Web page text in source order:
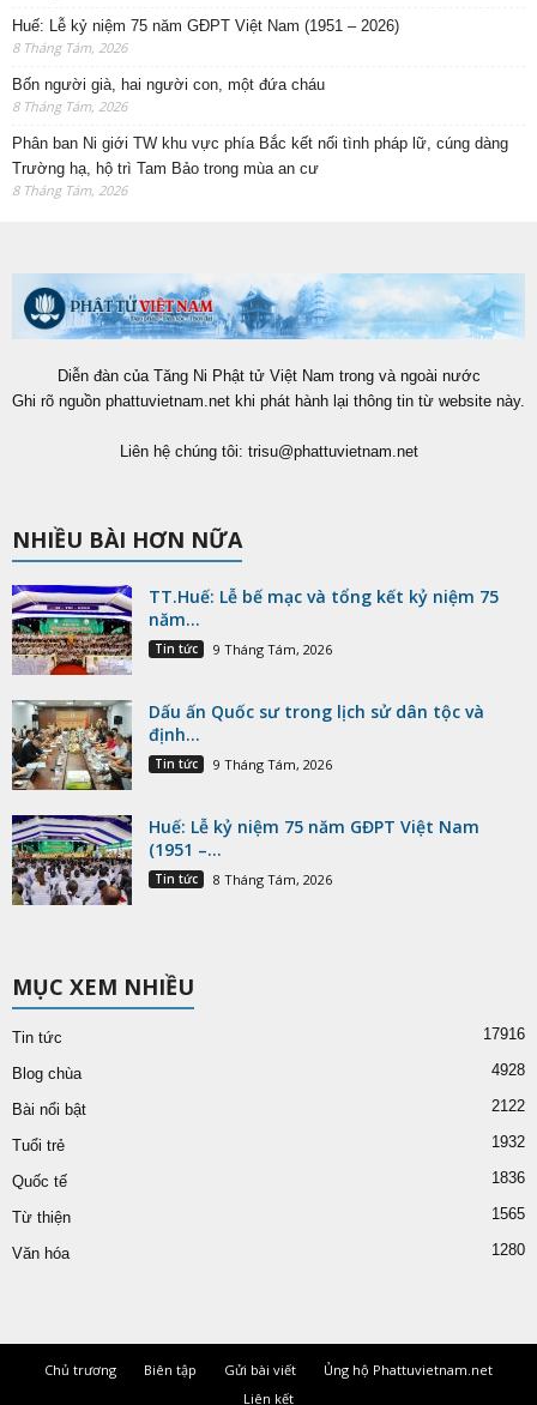
Huế: Lễ kỷ niệm 75 năm GĐPT Việt Nam (1951 – 2026)
8 Tháng Tám, 2026
Bốn người già, hai người con, một đứa cháu
8 Tháng Tám, 2026
Phân ban Ni giới TW khu vực phía Bắc kết nối tình pháp lữ, cúng dàng
Trường hạ, hộ trì Tam Bảo trong mùa an cư
8 Tháng Tám, 2026
Diễn đàn của Tăng Ni Phật tử Việt Nam trong và ngoài nước
Ghi rõ nguồn phattuvietnam.net khi phát hành lại thông tin từ website này.
Liên hệ chúng tôi: trisu@phattuvietnam.net
NHIỀU BÀI HƠN NỮA
TT.Huế: Lễ bế mạc và tổng kết kỷ niệm 75
năm...
Tin tức 9 Tháng Tám, 2026
Dấu ấn Quốc sư trong lịch sử dân tộc và
định...
Tin tức 9 Tháng Tám, 2026
Huế: Lễ kỷ niệm 75 năm GĐPT Việt Nam
(1951 –...
Tin tức 8 Tháng Tám, 2026
MỤC XEM NHIỀU
Tin tức 17916
Blog chùa 4928
Bài nổi bật 2122
Tuổi trẻ 1932
Quốc tế 1836
Từ thiện 1565
Văn hóa 1280
Chủ trương Biên tập Gửi bài viết
Ủng hộ Phattuvietnam.net
Liên kết